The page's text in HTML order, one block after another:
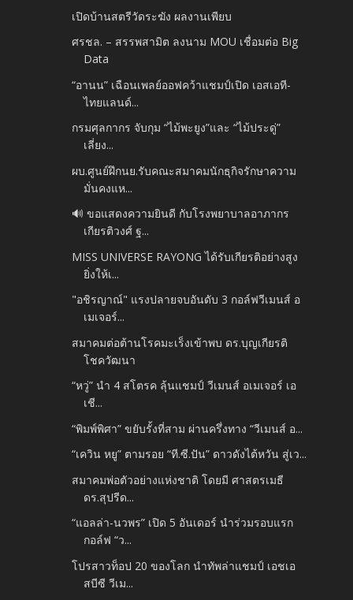
เปิดบ้านสตรีวัดระฆัง ผลงานเพียบ
ศรชล. – สรรพสามิต ลงนาม MOU เชื่อมต่อ Big
Data
“อานน” เฉือนเพลย์ออฟคว้าแชมป์เปิด เอสเอที-
ไทยแลนด์...
กรมศุลกากร จับกุม “ไม้พะยูง”และ “ไม้ประดู่”
เลี่ยง...
ผบ.ศูนย์ฝึกนย.รับคณะสมาคมนักธุกิจรักษาความ
มั่นคงแห...
🔊 ขอแสดงความยินดี กับโรงพยาบาลอาภากร
เกียรติวงศ์ ฐ...
MISS UNIVERSE RAYONG ได้รับเกียรติอย่างสูง
ยิ่งให้เ...
"อชิรญาณ์" แรงปลายจบอันดับ 3 กอล์ฟวีเมนส์ อ
เมเจอร์...
สมาคมต่อต้านโรคมะเร็งเข้าพบ ดร.บุญเกียรติ
โชควัฒนา
“หวู่” นำ 4 สโตรค ลุ้นแชมป์ วีเมนส์ อเมเจอร์ เอ
เชี...
“พิมพ์พิศา” ขยับรั้งที่สาม ผ่านครึ่งทาง “วีเมนส์ อ...
“เควิน หยู” ตามรอย “ที.ซี.ปัน” ดาวดังไต้หวัน สู่เว...
สมาคมพ่อตัวอย่างแห่งชาติ โดยมี ศาสตรเมธี
ดร.สุปรีด...
“แอลล่า-นวพร” เปิด 5 อันเดอร์ นำร่วมรอบแรก
กอล์ฟ “ว...
โปรสาวท็อป 20 ของโลก นำทัพล่าแชมป์ เอชเอ
สบีซี วีเม...